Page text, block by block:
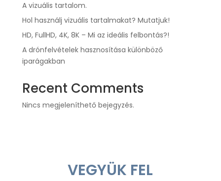
A vizuális tartalom.
Hol használj vizuális tartalmakat? Mutatjuk!
HD, FullHD, 4K, 8K – Mi az ideális felbontás?!
A drónfelvételek hasznosítása különböző
iparágakban
Recent Comments
Nincs megjeleníthető bejegyzés.
VEGYÜK FEL